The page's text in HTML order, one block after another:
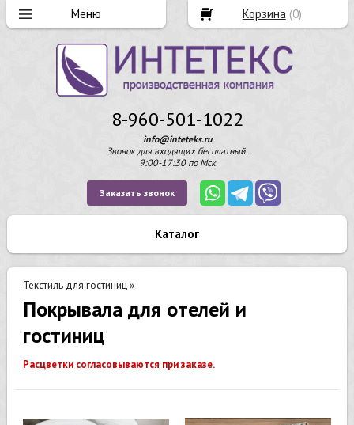
8-960-501-1022
info@inteteks.ru
Звонок для входящих бесплатный.
9:00-17:30 по Мск
Заказать звонок
Каталог
Текстиль для гостиниц»
Покрывала для отелей и
гостиниц
Расцветки согласовываются при заказе.
Корзина(0)